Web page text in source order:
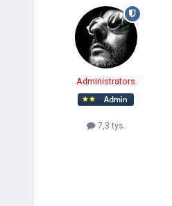
Administrators
7,3 tys.